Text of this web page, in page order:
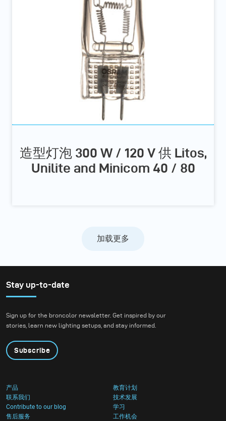
造型灯泡 300 W / 120 V 供 Litos,
Unilite and Minicom 40 / 80
加载更多
Stay up-to-date
Sign up for the broncolor newsletter. Get inspired by our
stories, learn new lighting setups, and stay informed.
Subscribe
产品
教育计划
联系我们
技术发展
Contribute to our blog
学习
售后服务
工作机会